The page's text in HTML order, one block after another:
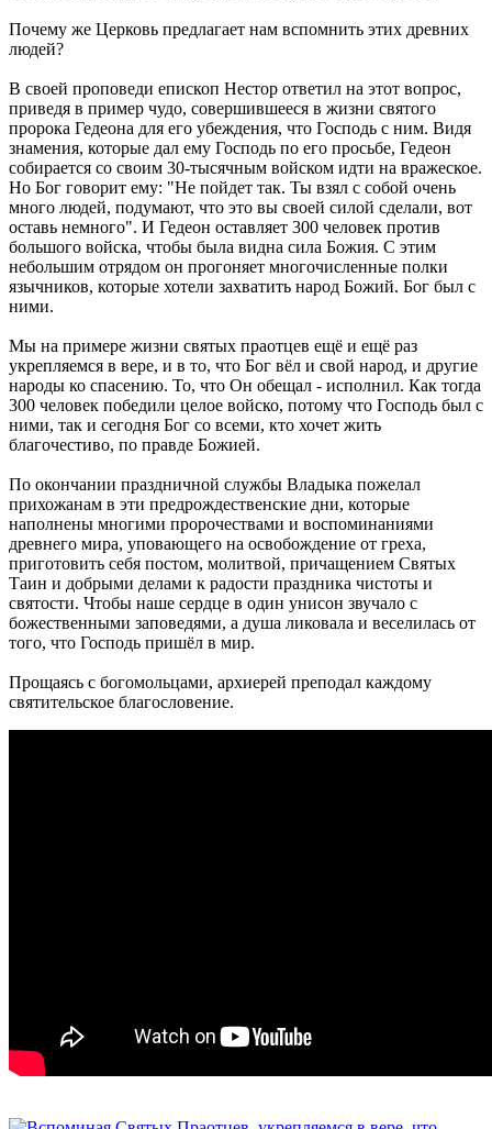
Почему же Церковь предлагает нам вспомнить этих древних
людей?
В своей проповеди епископ Нестор ответил на этот вопрос,
приведя в пример чудо, совершившееся в жизни святого
пророка Гедеона для его убеждения, что Господь с ним. Видя
знамения, которые дал ему Господь по его просьбе, Гедеон
собирается со своим 30-тысячным войском идти на вражеское.
Но Бог говорит ему: "Не пойдет так. Ты взял с собой очень
много людей, подумают, что это вы своей силой сделали, вот
оставь немного". И Гедеон оставляет 300 человек против
большого войска, чтобы была видна сила Божия. С этим
небольшим отрядом он прогоняет многочисленные полки
язычников, которые хотели захватить народ Божий. Бог был с
ними.
Мы на примере жизни святых праотцев ещё и ещё раз
укрепляемся в вере, и в то, что Бог вёл и свой народ, и другие
народы ко спасению. То, что Он обещал - исполнил. Как тогда
300 человек победили целое войско, потому что Господь был с
ними, так и сегодня Бог со всеми, кто хочет жить
благочестиво, по правде Божией.
По окончании праздничной службы Владыка пожелал
прихожанам в эти предрождественские дни, которые
наполнены многими пророчествами и воспоминаниями
древнего мира, уповающего на освобождение от греха,
приготовить себя постом, молитвой, причащением Святых
Таин и добрыми делами к радости праздника чистоты и
святости. Чтобы наше сердце в один унисон звучало с
божественными заповедями, а душа ликовала и веселилась от
того, что Господь пришёл в мир.
Прощаясь с богомольцами, архиерей преподал каждому
святительское благословение.